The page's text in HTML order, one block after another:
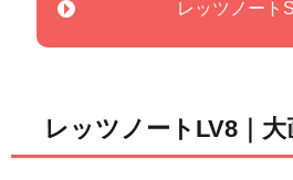
レッツノート
レッツノートLV8｜